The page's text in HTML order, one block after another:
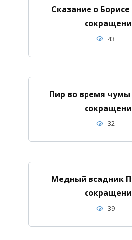
Сказание о Борисе
43
Пир во время
32
Медный всадник
39